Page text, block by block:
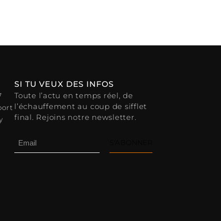
SI TU VEUX DES INFOS
Toute l’actu en temps réel, de
l’échauffement au coup de sifflet
final. Rejoins notre newsletter.